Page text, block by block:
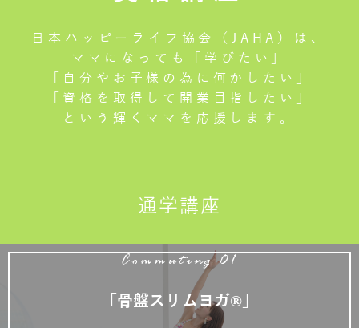
日本ハッピーライフ協会（JAHA）は、
ママになっても「学びたい」
「自分やお子様の為に何かしたい」
「資格を取得して開業目指したい」
という輝くママを応援します。
通学講座
Commuting 01
「骨盤スリムヨガ®」